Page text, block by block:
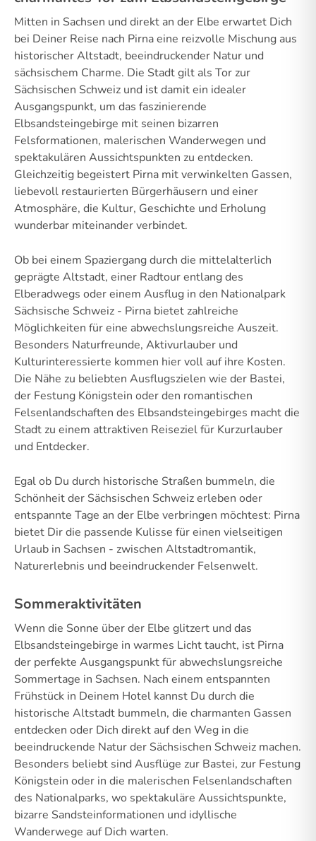
Mitten in Sachsen und direkt an der Elbe erwartet Dich
bei Deiner Reise nach Pirna eine reizvolle Mischung aus
historischer Altstadt, beeindruckender Natur und
sächsischem Charme. Die Stadt gilt als Tor zur
Sächsischen Schweiz und ist damit ein idealer
Ausgangspunkt, um das faszinierende
Elbsandsteingebirge mit seinen bizarren
Felsformationen, malerischen Wanderwegen und
spektakulären Aussichtspunkten zu entdecken.
Gleichzeitig begeistert Pirna mit verwinkelten Gassen,
liebevoll restaurierten Bürgerhäusern und einer
Atmosphäre, die Kultur, Geschichte und Erholung
wunderbar miteinander verbindet.
Ob bei einem Spaziergang durch die mittelalterlich
geprägte Altstadt, einer Radtour entlang des
Elberadwegs oder einem Ausflug in den Nationalpark
Sächsische Schweiz - Pirna bietet zahlreiche
Möglichkeiten für eine abwechslungsreiche Auszeit.
Besonders Naturfreunde, Aktivurlauber und
Kulturinteressierte kommen hier voll auf ihre Kosten.
Die Nähe zu beliebten Ausflugszielen wie der Bastei,
der Festung Königstein oder den romantischen
Felsenlandschaften des Elbsandsteingebirges macht die
Stadt zu einem attraktiven Reiseziel für Kurzurlauber
und Entdecker.
Egal ob Du durch historische Straßen bummeln, die
Schönheit der Sächsischen Schweiz erleben oder
entspannte Tage an der Elbe verbringen möchtest: Pirna
bietet Dir die passende Kulisse für einen vielseitigen
Urlaub in Sachsen - zwischen Altstadtromantik,
Naturerlebnis und beeindruckender Felsenwelt.
Sommeraktivitäten
Wenn die Sonne über der Elbe glitzert und das
Elbsandsteingebirge in warmes Licht taucht, ist Pirna
der perfekte Ausgangspunkt für abwechslungsreiche
Sommertage in Sachsen. Nach einem entspannten
Frühstück in Deinem Hotel kannst Du durch die
historische Altstadt bummeln, die charmanten Gassen
entdecken oder Dich direkt auf den Weg in die
beeindruckende Natur der Sächsischen Schweiz machen.
Besonders beliebt sind Ausflüge zur Bastei, zur Festung
Königstein oder in die malerischen Felsenlandschaften
des Nationalparks, wo spektakuläre Aussichtspunkte,
bizarre Sandsteinformationen und idyllische
Wanderwege auf Dich warten.